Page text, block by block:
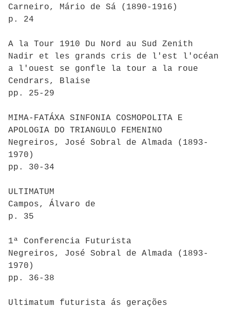
Carneiro, Mário de Sá (1890-1916)
p. 24
A la Tour 1910 Du Nord au Sud Zenith
Nadir et les grands cris de l'est l'océan
a l'ouest se gonfle la tour a la roue
Cendrars, Blaise
pp. 25-29
MIMA-FATÁXA SINFONIA COSMOPOLITA E
APOLOGIA DO TRIANGULO FEMENINO
Negreiros, José Sobral de Almada (1893-
1970)
pp. 30-34
ULTIMATUM
Campos, Álvaro de
p. 35
1ª Conferencia Futurista
Negreiros, José Sobral de Almada (1893-
1970)
pp. 36-38
Ultimatum futurista ás gerações